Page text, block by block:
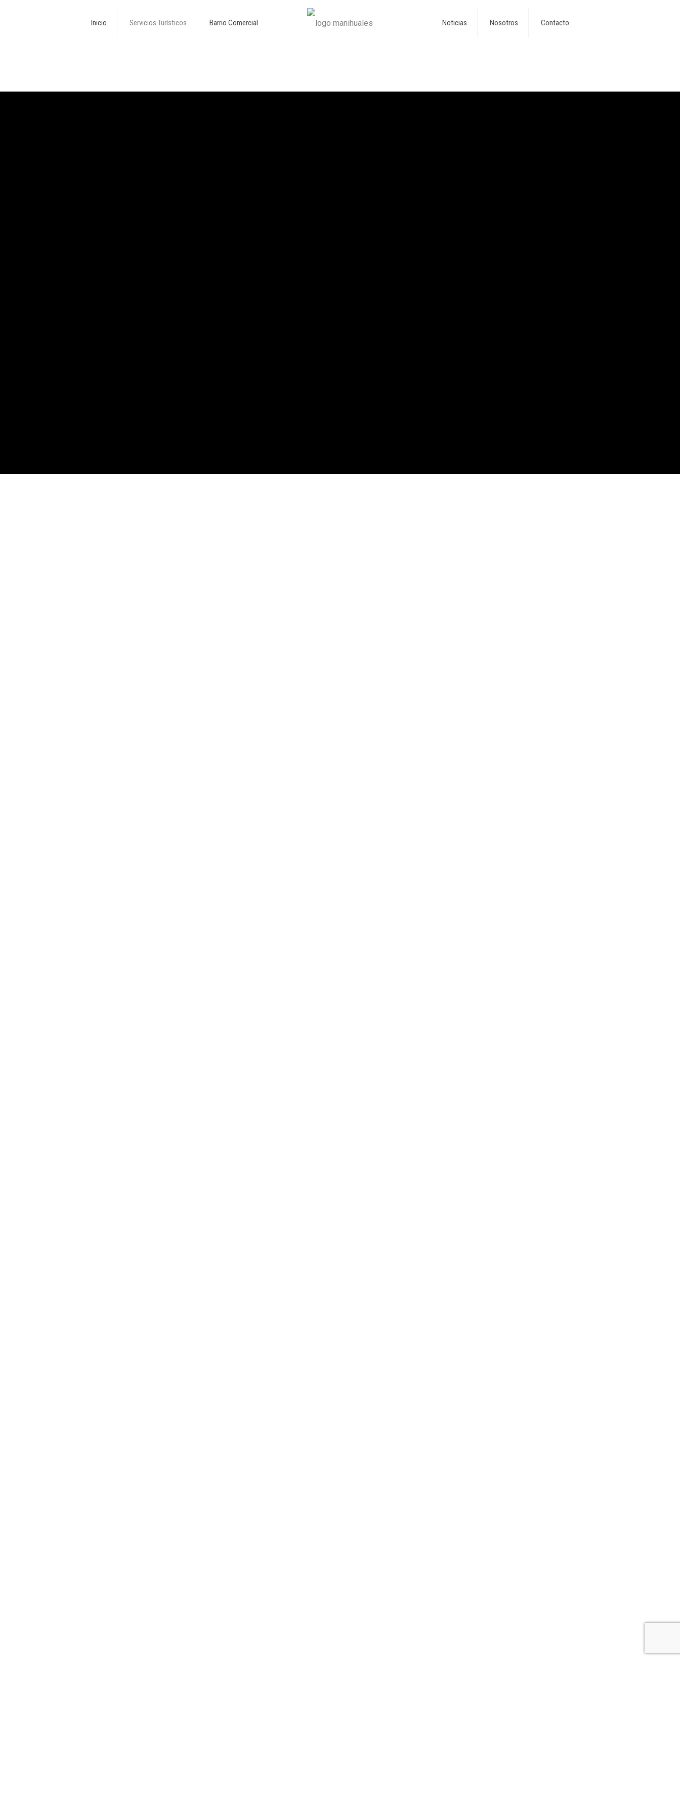
Inicio Servicios Turísticos Barrio Comercial Noticias Nosotros Contacto